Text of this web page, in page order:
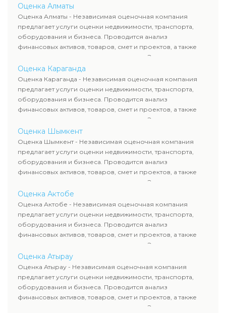
определяют рыночную стоимость имущества и
рассчитывают ущерб. Все отчеты соответствуют
требованиям законодательства и используются для
сделок, кредитования и судебных процессов.
Оценка Алматы
Оценка Алматы - Независимая оценочная компания
предлагает услуги оценки недвижимости, транспорта,
оборудования и бизнеса. Проводится анализ
финансовых активов, товаров, смет и проектов, а также
оценка животных и недропользования. Эксперты
определяют рыночную стоимость имущества и
рассчитывают ущерб. Все отчеты соответствуют
требованиям законодательства и используются для
сделок, кредитования и судебных процессов.
Оценка Караганда
Оценка Караганда - Независимая оценочная компания
предлагает услуги оценки недвижимости, транспорта,
оборудования и бизнеса. Проводится анализ
финансовых активов, товаров, смет и проектов, а также
оценка животных и недропользования. Эксперты
определяют рыночную стоимость имущества и
рассчитывают ущерб. Все отчеты соответствуют
требованиям законодательства и используются для
сделок, кредитования и судебных процессов.
Оценка Шымкент
Оценка Шымкент - Независимая оценочная компания
предлагает услуги оценки недвижимости, транспорта,
оборудования и бизнеса. Проводится анализ
финансовых активов, товаров, смет и проектов, а также
оценка животных и недропользования. Эксперты
определяют рыночную стоимость имущества и
рассчитывают ущерб. Все отчеты соответствуют
требованиям законодательства и используются для
сделок, кредитования и судебных процессов.
Оценка Актобе
Оценка Актобе - Независимая оценочная компания
предлагает услуги оценки недвижимости, транспорта,
оборудования и бизнеса. Проводится анализ
финансовых активов, товаров, смет и проектов, а также
оценка животных и недропользования. Эксперты
определяют рыночную стоимость имущества и
рассчитывают ущерб. Все отчеты соответствуют
требованиям законодательства и используются для
сделок, кредитования и судебных процессов.
Оценка Атырау
Оценка Атырау - Независимая оценочная компания
предлагает услуги оценки недвижимости, транспорта,
оборудования и бизнеса. Проводится анализ
финансовых активов, товаров, смет и проектов, а также
оценка животных и недропользования. Эксперты